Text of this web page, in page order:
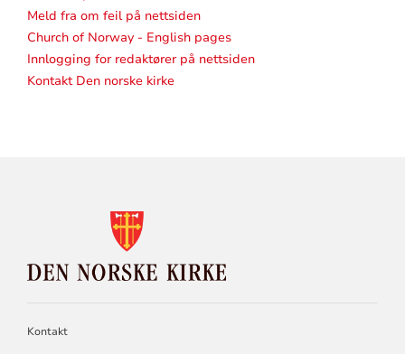
Meld fra om feil på nettsiden
Church of Norway - English pages
Innlogging for redaktører på nettsiden
Kontakt Den norske kirke
NORSKE
KIRKE
Kontakt